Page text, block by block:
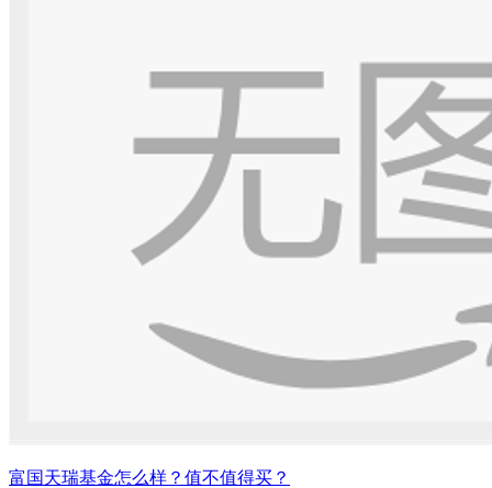
富国天瑞基金怎么样？值不值得买？